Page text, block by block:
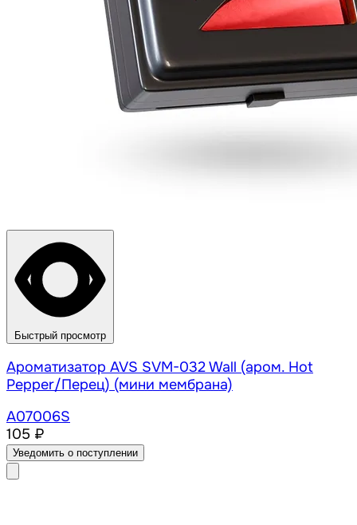
Быстрый просмотр
Ароматизатор AVS SVM-032 Wall (аром. Hot
Pepper/Перец) (мини мембрана)
A07006S
105 ₽
Уведомить о поступлении